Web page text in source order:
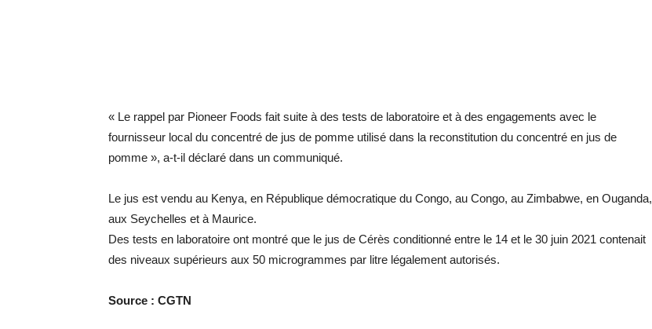
« Le rappel par Pioneer Foods fait suite à des tests de laboratoire et à des engagements avec le
fournisseur local du concentré de jus de pomme utilisé dans la reconstitution du concentré en jus de
pomme », a-t-il déclaré dans un communiqué.
Le jus est vendu au Kenya, en République démocratique du Congo, au Congo, au Zimbabwe, en Ouganda,
aux Seychelles et à Maurice.
Des tests en laboratoire ont montré que le jus de Cérès conditionné entre le 14 et le 30 juin 2021 contenait
des niveaux supérieurs aux 50 microgrammes par litre légalement autorisés.
Source : CGTN